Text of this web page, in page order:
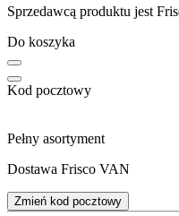
Sprzedawcą produktu jest
Do koszyka
Kod pocztowy
Pełny asortyment
Dostawa Frisco VAN
Zmień kod pocztowy